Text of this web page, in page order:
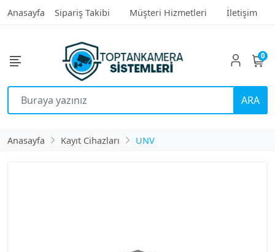
Anasayfa Sipariş Takibi Müşteri Hizmetleri İletişim
ARA
0
Anasayfa Kayıt Cihazları UNV